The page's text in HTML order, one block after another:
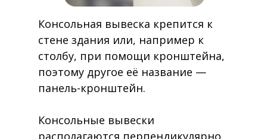
Консольная вывеска крепится к
стене здания или, например к
столбу, при помощи кронштейна,
поэтому другое её название —
панель-кронштейн.
Консольные вывески
располагаются перпендикулярно